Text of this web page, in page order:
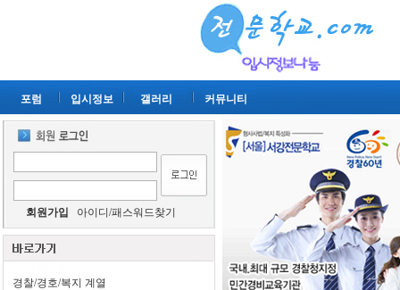
포럼 입시정보 갤러리 커뮤니티
회원가입 아이디/패스워드찾기
경찰/경호/복지 계열